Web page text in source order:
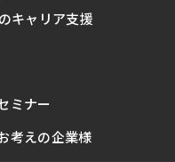
キャリア支援
ミナー
考えの企業様